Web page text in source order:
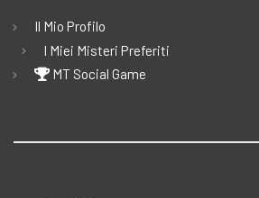
Il Mio Profilo
I Miei Misteri Preferiti
MT Social Game